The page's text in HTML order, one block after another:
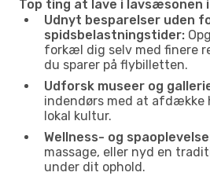
Top ting at lave i lavsæsonen i
Udnyt besparelser uden
spidsbelastningstider:
forkæl dig selv med finere
du sparer på flybilletten.
Udforsk museer og
indendørs med at afdække
lokal kultur.
Wellness- og
massage, eller nyd en
under dit ophold.